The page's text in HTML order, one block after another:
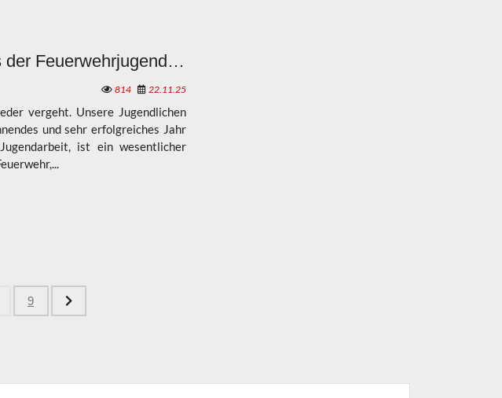
Jahresabschluss der Feuerwehrjugend der FF Breitenbuch 2025
814 22.11.25
vergeht. Unsere Jugendlichen
und sehr erfolgreiches Jahr
ist ein wesentlicher
9